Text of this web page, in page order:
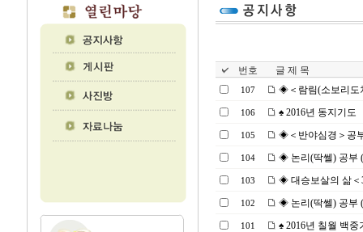
번호 글 제 목
107 ◈＜람림(소보리도
106 ♠ 2016년 동지기도
105 ◈＜반야심경＞공
104 ◈ 논리(딱쎌) 공부
103 ◈ 대승보살의 삶＜
102 ◈ 논리(딱쎌) 공부
101 ♠ 2016년 칠월 백